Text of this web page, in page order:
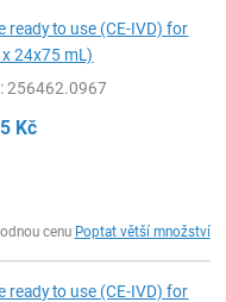
to use (CE-IVD) for
24x75 mL)
: 256462.0967
Kč
cenu Poptat větší množství
to use (CE-IVD) for